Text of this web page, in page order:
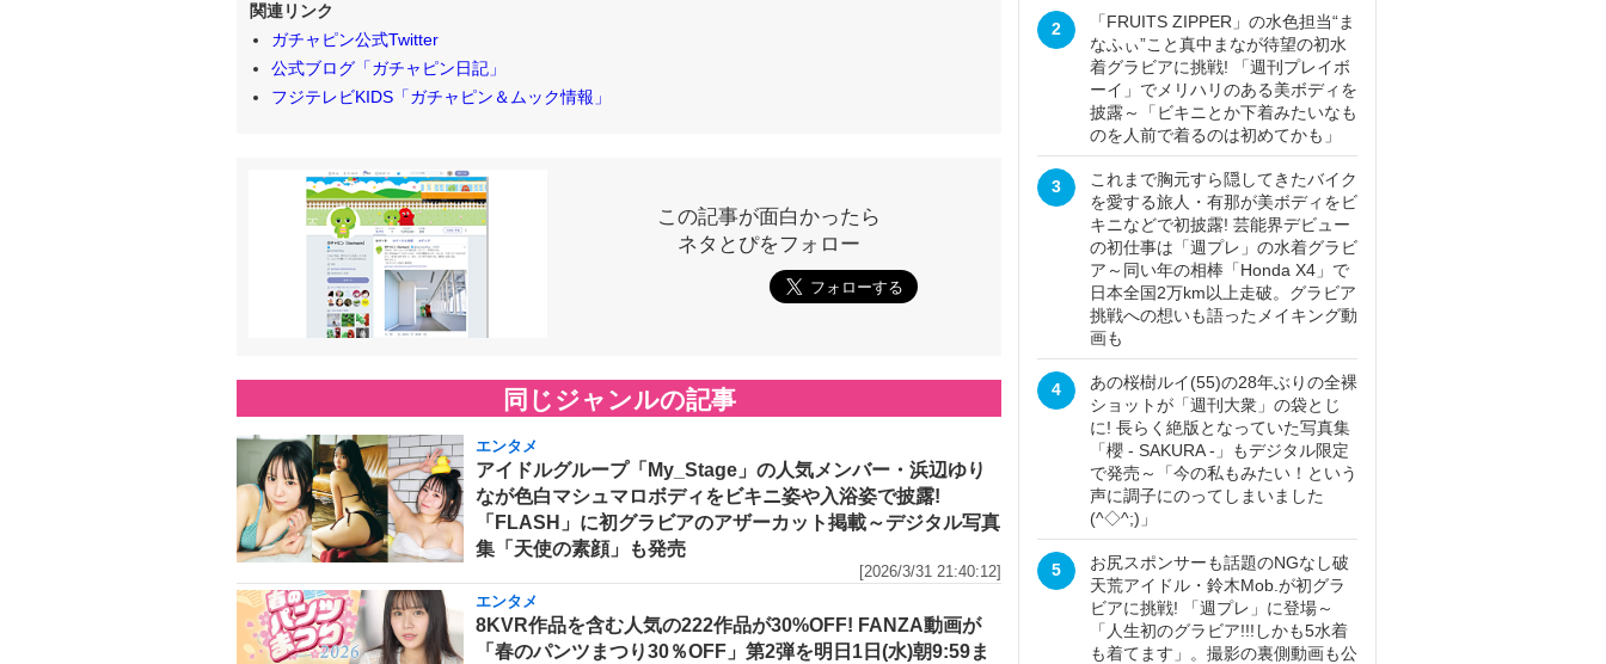
関連リンク
ガチャピン公式Twitter
公式ブログ「ガチャピン日記」
フジテレビKIDS「ガチャピン＆ムック情報」
この記事が面白かったら
ネタとぴをフォロー
同じジャンルの記事
エンタメ
アイドルグループ「My_Stage」の人気メンバー・浜辺ゆり
なが色白マシュマロボディをビキニ姿や入浴姿で披露!
「FLASH」に初グラビアのアザーカット掲載～デジタル写真
集「天使の素顔」も発売
[2026/3/31 21:40:12]
エンタメ
8KVR作品を含む人気の222作品が30%OFF! FANZA動画が
「春のパンツまつり30％OFF」第2弾を明日1日(水)朝9:59ま
2
「FRUITS ZIPPER」の水色担当“ま
なふぃ”こと真中まなが待望の初水
着グラビアに挑戦! 「週刊プレイボ
ーイ」でメリハリのある美ボディを
披露～「ビキニとか下着みたいなも
のを人前で着るのは初めてかも」
3
これまで胸元すら隠してきたバイク
を愛する旅人・有那が美ボディをビ
キニなどで初披露! 芸能界デビュー
の初仕事は「週プレ」の水着グラビ
ア～同い年の相棒「Honda X4」で
日本全国2万km以上走破。グラビア
挑戦への想いも語ったメイキング動
画も
4
あの桜樹ルイ(55)の28年ぶりの全裸
ショットが「週刊大衆」の袋とじ
に! 長らく絶版となっていた写真集
「櫻 - SAKURA -」もデジタル限定
で発売～「今の私もみたい！という
声に調子にのってしまいました
(^◇^;)」
5
お尻スポンサーも話題のNGなし破
天荒アイドル・鈴木Mob.が初グラ
ビアに挑戦! 「週プレ」に登場～
「人生初のグラビア!!!しかも5水着
も着てます」。撮影の裏側動画も公